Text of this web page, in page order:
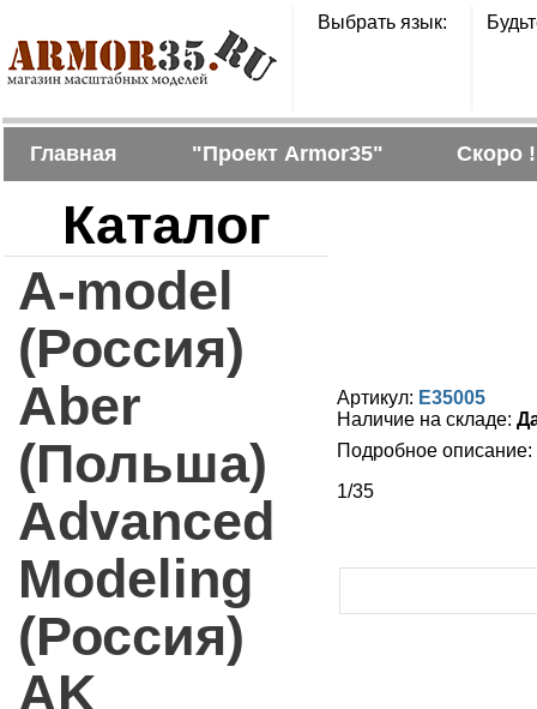
Выбрать язык:
Главная "Проект Armor35" Скоро !
Каталог
A-model
(Россия)
Aber
(Польша)
Advanced
Modeling
(Россия)
AK
Артикул: E35005
Наличие на складе:
Подробное описание:
1/35